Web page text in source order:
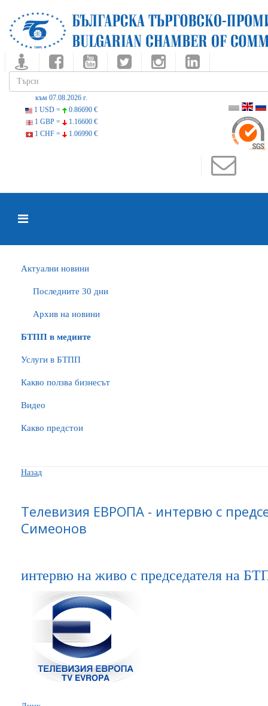
към 07.08.2026 г.
1 USD =
0.86690 €
1 GBP =
1.16600 €
1 CHF =
1.06990 €
Актуални новини
Последните 30 дни
Архив на новини
БTПП в медиите
Услуги в БТПП
Какво ползва бизнесът
Видео
Какво предстои
Назад
Телевизия ЕВРОПА - интервю с
Симеонов
интервю на живо с председателя на